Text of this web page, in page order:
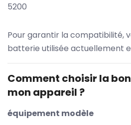
5200
Pour garantir la compatibilité,
batterie utilisée actuellement
Comment choisir la
mon appareil ?
équipement modèle